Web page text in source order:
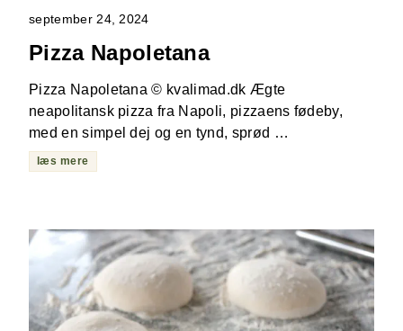
september 24, 2024
Pizza Napoletana
Pizza Napoletana © kvalimad.dk Ægte
neapolitansk pizza fra Napoli, pizzaens fødeby,
med en simpel dej og en tynd, sprød …
læs mere